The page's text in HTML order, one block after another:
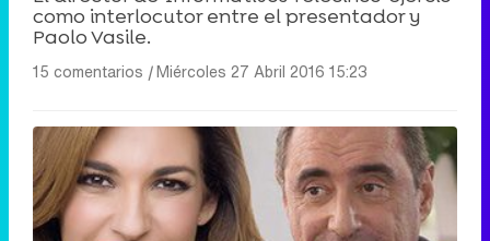
como interlocutor entre el presentador y
Paolo Vasile.
15 comentarios |Miércoles 27 Abril 2016 15:23